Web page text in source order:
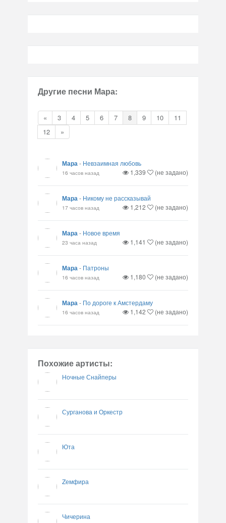
Другие песни Мара:
« 3 4 5 6 7 8 9 10
11
12
»
Мара- Невзаимная любовь
16 часов назад 1,339 (не задано)
Мара- Никому не рассказывай
17 часов назад 1,212 (не задано)
Мара- Новое время
23 часа назад 1,141 (не задано)
Мара- Патроны
16 часов назад 1,180 (не задано)
Мара- По дороге к Амстердаму
16 часов назад 1,142 (не задано)
Похожие артисты:
Ночные Снайперы
Сурганова и Оркестр
Юта
Zемфира
Чичерина